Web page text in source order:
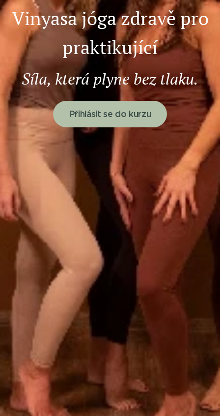
Vinyasa jóga zdravě pro
praktikující
Síla, která plyne bez tlaku.
Přihlásit se do kurzu